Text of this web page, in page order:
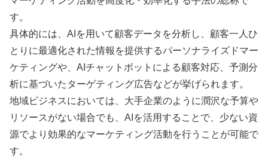
す。
具体的には、AIを用いて顧客データを分析し、顧客一人ひ
とりに最適化された情報を提供するパーソナライズドマー
ケティングや、AIチャットボットによる顧客対応、予測分
析に基づいたターゲティング広告などが挙げられます。
地域ビジネスにおいては、大手企業のように潤沢な予算や
リソースがない場合でも、AIを活用することで、少ない資
源でより効果的なマーケティング活動を行うことが可能で
す。